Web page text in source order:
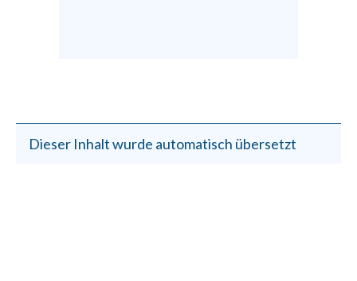
Dieser Inhalt wurde automatisch übersetzt